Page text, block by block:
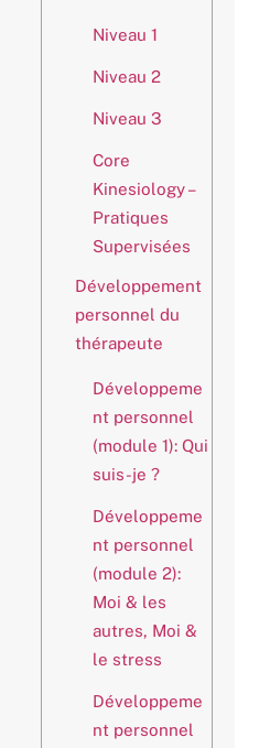
Niveau 1
Niveau 2
Niveau 3
Core
Kinesiology –
Pratiques
Supervisées
Développement
personnel du
thérapeute
Développeme
nt personnel
(module 1): Qui
suis-je ?
Développeme
nt personnel
(module 2):
Moi & les
autres, Moi &
le stress
Développeme
nt personnel